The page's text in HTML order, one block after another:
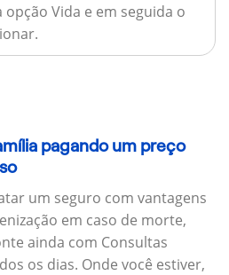
opção Vida e em seguida o
pagando um preço
um seguro com vantagens
em caso de morte,
ainda com Consultas
os dias. Onde você estiver,